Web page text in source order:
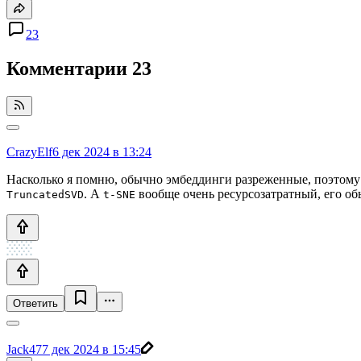
23
Комментарии 23
CrazyElf6 дек 2024 в 13:24
Насколько я помню, обычно эмбеддинги разреженные,
TruncatedSVD. А t-SNE вообще очень ресурсозатратный, его
Ответить
Jack477 дек 2024 в 15:45